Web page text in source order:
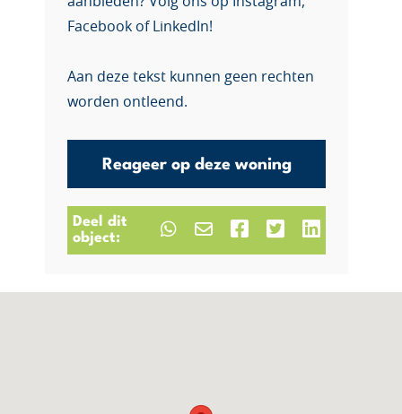
Facebook of LinkedIn!
Aan deze tekst kunnen geen rechten
worden ontleend.
Reageer op deze woning
Deel dit
object: